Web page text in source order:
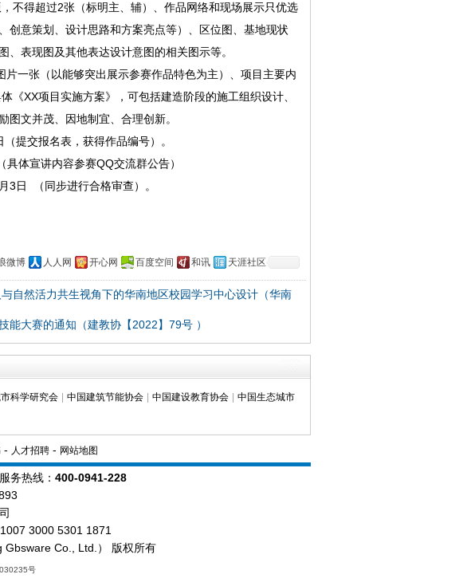
不得超过2张（标明主、辅）、作品网络和现场展示只优选
创意策划、设计思路和方案亮点等）、区位图、基地现状
表现图及其他表达设计意图的相关图示等。
片一张（以能够突出展示参赛作品特色为主）、项目主要内
《XX项目实施方案》，可包括建造阶段的施工组织设计、
文并茂、因地制宜、合理创新。
提交报名表，获得作品编号）。
体宣讲内容参赛QQ交流群公告）
3日 （同步进行合格审查）。
微博 人人网 开心网 百度空间 和讯 天涯社区
自然活力共生视角下的华南地区校园学习中心设计（华南
能大赛的通知（建教协【2022】79号 ）
科学研究会 中国建筑节能协会 中国建设教育协会
中国生态城市
- 人才招聘- 网站地图
务热线： 400-0941-228
3000 5301 1871
Co., Ltd.） 版权所有
号